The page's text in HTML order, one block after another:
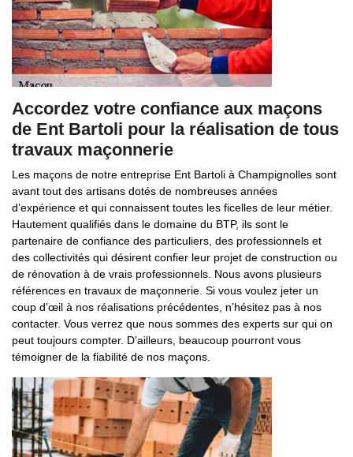
Accordez votre confiance aux maçons
de Ent Bartoli pour la réalisation de tous
travaux maçonnerie
Les maçons de notre entreprise Ent Bartoli à Champignolles sont
avant tout des artisans dotés de nombreuses années
d’expérience et qui connaissent toutes les ficelles de leur métier.
Hautement qualifiés dans le domaine du BTP, ils sont le
partenaire de confiance des particuliers, des professionnels et
des collectivités qui désirent confier leur projet de construction ou
de rénovation à de vrais professionnels. Nous avons plusieurs
références en travaux de maçonnerie. Si vous voulez jeter un
coup d’œil à nos réalisations précédentes, n’hésitez pas à nos
contacter. Vous verrez que nous sommes des experts sur qui on
peut toujours compter. D’ailleurs, beaucoup pourront vous
témoigner de la fiabilité de nos maçons.